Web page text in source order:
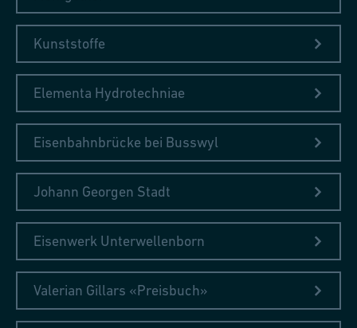
Kunststoffe
Elementa Hydrotechniae
Eisenbahnbrücke bei Busswyl
Johann Georgen Stadt
Eisenwerk Unterwellenborn
Valerian Gillars «Preisbuch»